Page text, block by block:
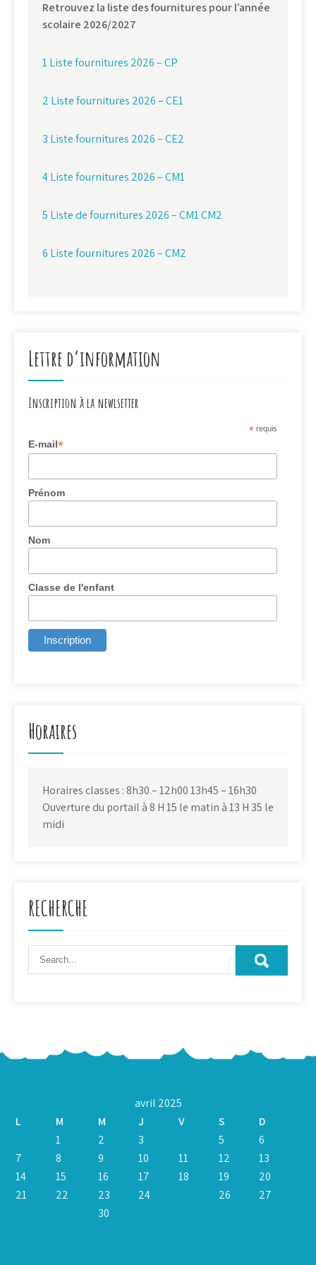
Retrouvez la liste des fournitures pour l’année
scolaire 2026/2027
1 Liste fournitures 2026 – CP
2 Liste fournitures 2026 – CE1
3 Liste fournitures 2026 – CE2
4 Liste fournitures 2026 – CM1
5 Liste de fournitures 2026 – CM1 CM2
6 Liste fournitures 2026 – CM2
Lettre d’information
Inscription à la newlsetter
* requis
E-mail*
Prénom
Nom
Classe de l'enfant
Horaires
Horaires classes : 8h30 – 12h00 13h45 – 16h30
Ouverture du portail à 8 H 15 le matin à 13 H 35 le
midi
RECHERCHE
avril 2025
L
M M J V S
D
1
2 3 5
6
7
8 9 10 11 12
13
14
15 16 17 18 19
20
21
22 23 24 26
27
30